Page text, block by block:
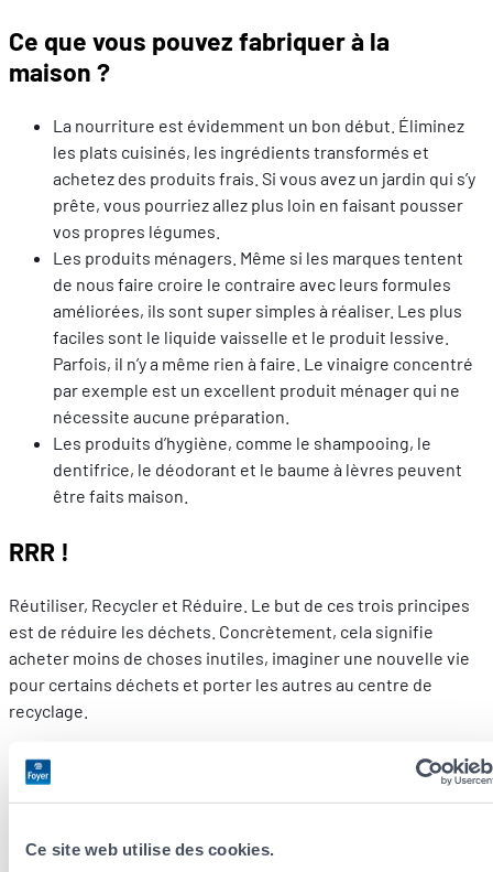
Ce site web utilise des cookies.
Ce que vous pouvez fabriquer à la
maison ?
La nourriture est évidemment un bon début. Éliminez
les plats cuisinés, les ingrédients transformés et
achetez des produits frais. Si vous avez un jardin qui s’y
prête, vous pourriez allez plus loin en faisant pousser
vos propres légumes.
Les produits ménagers. Même si les marques tentent
de nous faire croire le contraire avec leurs formules
améliorées, ils sont super simples à réaliser. Les plus
faciles sont le liquide vaisselle et le produit lessive.
Parfois, il n’y a même rien à faire. Le vinaigre concentré
par exemple est un excellent produit ménager qui ne
nécessite aucune préparation.
Les produits d’hygiène, comme le shampooing, le
dentifrice, le déodorant et le baume à lèvres peuvent
être faits maison.
RRR !
Réutiliser, Recycler et Réduire. Le but de ces trois principes
est de réduire les déchets. Concrètement, cela signifie
acheter moins de choses inutiles, imaginer une nouvelle vie
pour certains déchets et porter les autres au centre de
recyclage.
Ce que vous pouvez faire chez vous ?
facilement réutilisables, comme des bocaux en verre ou